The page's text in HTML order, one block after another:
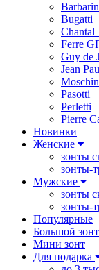
Bugatti
Chantal
Ferre
Guy de
Jean
Pasotti
Perletti
Pierre
Новинки
Женские
зонты
зонты-
Мужские
зонты
зонты-
Популярные
Большой зонт
Мини зонт
Для подарка